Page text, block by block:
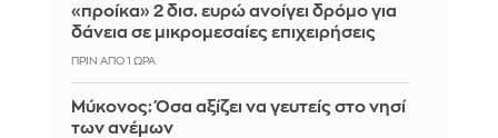
«προίκα» 2 δισ. ευρώ ανοίγει δρόμο για
δάνεια σε μικρομεσαίες επιχειρήσεις
ΠΡΙΝ ΑΠΌ 1 ΏΡΑ
Μύκονος: Όσα αξίζει να γευτείς στο νησί
των ανέμων